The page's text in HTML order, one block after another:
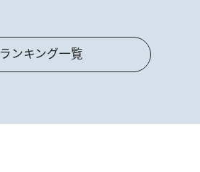
ランキング一覧